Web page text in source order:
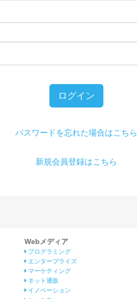
ログイン
パスワードを忘れた場合はこちら
新規会員登録はこちら
Webメディア
プログラミング
エンタープライズ
マーケティング
ネット通販
イノベーション